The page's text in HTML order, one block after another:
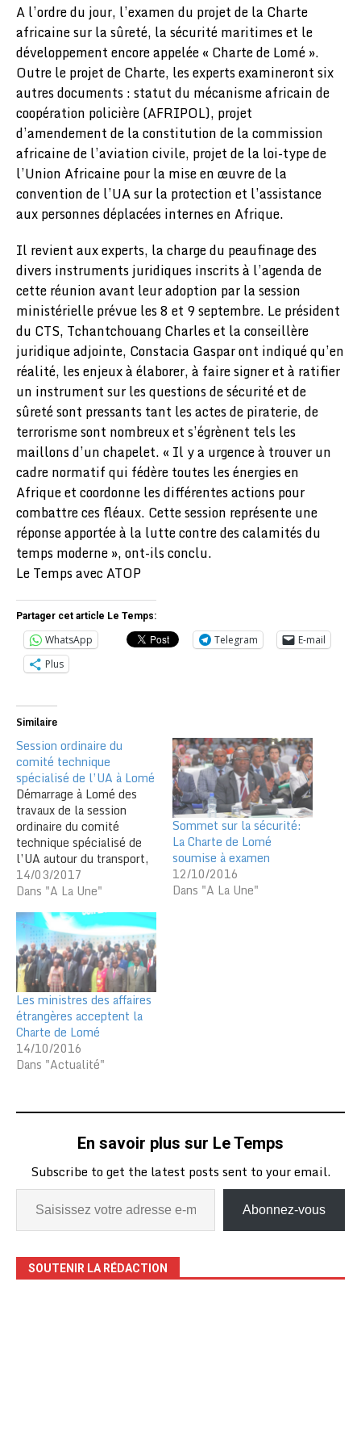
A l’ordre du jour, l’examen du projet de la Charte
africaine sur la sûreté, la sécurité maritimes et le
développement encore appelée « Charte de Lomé ».
Outre le projet de Charte, les experts examineront six
autres documents : statut du mécanisme africain de
coopération policière (AFRIPOL), projet
d’amendement de la constitution de la commission
africaine de l’aviation civile, projet de la loi-type de
l’Union Africaine pour la mise en œuvre de la
convention de l’UA sur la protection et l’assistance
aux personnes déplacées internes en Afrique.
Il revient aux experts, la charge du peaufinage des
divers instruments juridiques inscrits à l’agenda de
cette réunion avant leur adoption par la session
ministérielle prévue les 8 et 9 septembre. Le président
du CTS, Tchantchouang Charles et la conseillère
juridique adjointe, Constacia Gaspar ont indiqué qu’en
réalité, les enjeux à élaborer, à faire signer et à ratifier
un instrument sur les questions de sécurité et de
sûreté sont pressants tant les actes de piraterie, de
terrorisme sont nombreux et s’égrènent tels les
maillons d’un chapelet. « Il y a urgence à trouver un
cadre normatif qui fédère toutes les énergies en
Afrique et coordonne les différentes actions pour
combattre ces fléaux. Cette session représente une
réponse apportée à la lutte contre des calamités du
temps moderne », ont-ils conclu.
Le Temps avec ATOP
Partager cet article Le Temps:
WhatsApp Telegram
E-mail
Plus
Similaire
Session ordinaire du
comité technique
spécialisé de l’UA à Lomé
Démarrage à Lomé des
travaux de la session
ordinaire du comité
technique spécialisé de
l’UA autour du transport,
infrastructures, énergie et
tourisme. Les travaux de
ordinaire du Comité
Technique Spécialisé
(CTS) de l’Union Africaine
(UA) sur le Transport, les
Infrastructures
transcontinentales et
interrégionales, l’Energie
et le Tourisme…
14/03/2017
Dans "A La Une"
Sommet sur la sécurité:
La Charte de Lomé
soumise à examen
12/10/2016
Dans "A La Une"
Les ministres des affaires
étrangères acceptent la
Charte de Lomé
14/10/2016
Dans "Actualité"
En savoir plus sur Le Temps
Subscribe to get the latest posts sent to your email.
Abonnez-vous
SOUTENIR LA RÉDACTION